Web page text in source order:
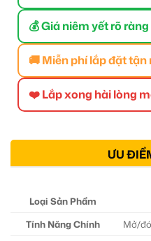
💰 Giá niêm yết rõ ràng
🚚 Miễn phí lắp đặt tận
❤️ Lắp xong hài lòng
ƯU
Loại Sản Phẩm
Tính Năng Chính
Mở/